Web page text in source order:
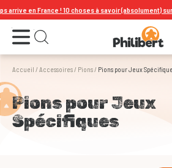
! 10 choses à savoir (absolument) sur le géant de la
Ouvrir le menu Ouvrir la recherche
Accueil / Accessoires/ Pions/ Pions pour Jeux
Pions pour Jeux
Spécifiques